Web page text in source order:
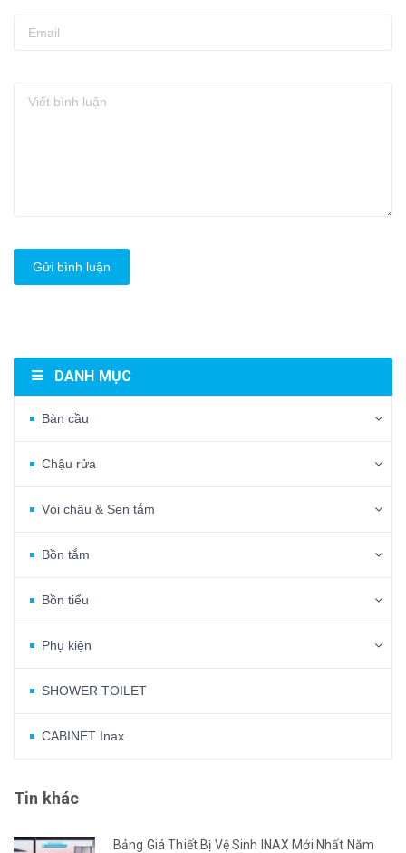
Gửi bình luận
DANH MỤC
Bàn cầu
Chậu rửa
Vòi chậu & Sen tắm
Bồn tắm
Bồn tiểu
Phụ kiện
SHOWER TOILET
CABINET Inax
Tin khác
Bảng Giá Thiết Bị Vệ Sinh INAX Mới Nhất Năm